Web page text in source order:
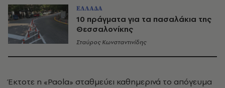
ΕΛΛΑΔΑ
10 πράγματα για τα πασαλάκια της
Θεσσαλονίκης
Σταύρος Κωνσταντινίδης
Έκτοτε η «Paola» σταθμεύει καθημερινά το απόγευμα